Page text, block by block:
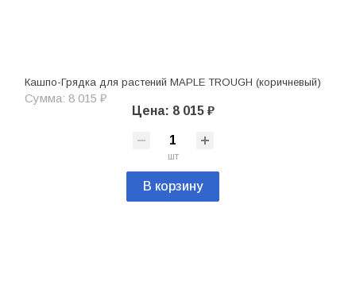
Кашпо-Грядка для растений MAPLE TROUGH (коричневый)
Сумма: 8 015 ₽
Цена: 8 015 ₽
шт
В корзину